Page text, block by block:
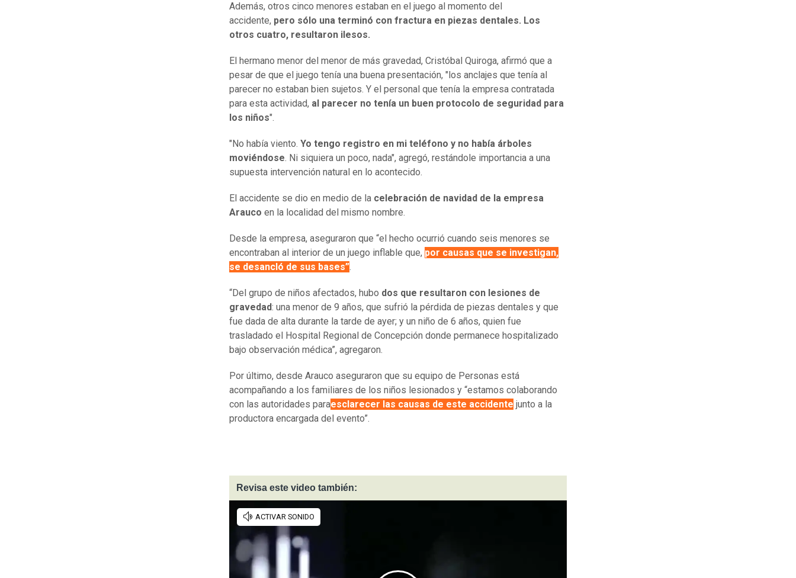
Además, otros cinco menores estaban en el juego al momento del
accidente, pero sólo una terminó con fractura en piezas dentales. Los
otros cuatro, resultaron ilesos.
El hermano menor del menor de más gravedad, Cristóbal Quiroga, afirmó que a
pesar de que el juego tenía una buena presentación, "los anclajes que tenía al
parecer no estaban bien sujetos. Y el personal que tenía la empresa contratada
para esta actividad, al parecer no tenía un buen protocolo de seguridad para
los niños".
"No había viento. Yo tengo registro en mi teléfono y no había árboles
moviéndose. Ni siquiera un poco, nada", agregó, restándole importancia a una
supuesta intervención natural en lo acontecido.
El accidente se dio en medio de la celebración de navidad de la empresa
Arauco en la localidad del mismo nombre.
Desde la empresa, aseguraron que “el hecho ocurrió cuando seis menores se
encontraban al interior de un juego inflable que, por causas que se investigan,
se desancló de sus bases”.
“Del grupo de niños afectados, hubo dos que resultaron con lesiones de
gravedad: una menor de 9 años, que sufrió la pérdida de piezas dentales y que
fue dada de alta durante la tarde de ayer; y un niño de 6 años, quien fue
trasladado el Hospital Regional de Concepción donde permanece hospitalizado
bajo observación médica”, agregaron.
Por último, desde Arauco aseguraron que su equipo de Personas está
acompañando a los familiares de los niños lesionados y “estamos colaborando
con las autoridades paraesclarecer las causas de este accidente junto a la
productora encargada del evento”.
Revisa este video también: